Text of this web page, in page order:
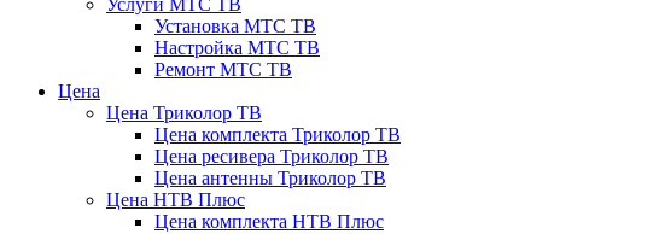
Услуги МТС ТВ
Установка МТС ТВ
Настройка МТС ТВ
Ремонт МТС ТВ
Цена
Цена Триколор ТВ
Цена комплекта Триколор ТВ
Цена ресивера Триколор ТВ
Цена антенны Триколор ТВ
Цена НТВ Плюс
Цена комплекта НТВ Плюс